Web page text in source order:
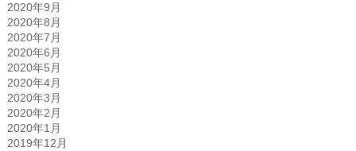
2020年9月
2020年8月
2020年7月
2020年6月
2020年5月
2020年4月
2020年3月
2020年2月
2020年1月
2019年12月